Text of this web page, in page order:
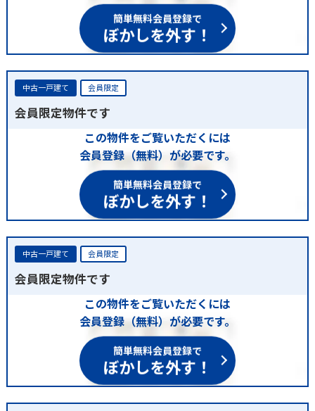
簡単無料会員登録で
ぼかしを外す！
中古一戸建て 会員限定
会員限定物件です
この物件をご覧いただくには
会員登録（無料）が必要です。
簡単無料会員登録で
ぼかしを外す！
中古一戸建て 会員限定
会員限定物件です
この物件をご覧いただくには
会員登録（無料）が必要です。
簡単無料会員登録で
ぼかしを外す！